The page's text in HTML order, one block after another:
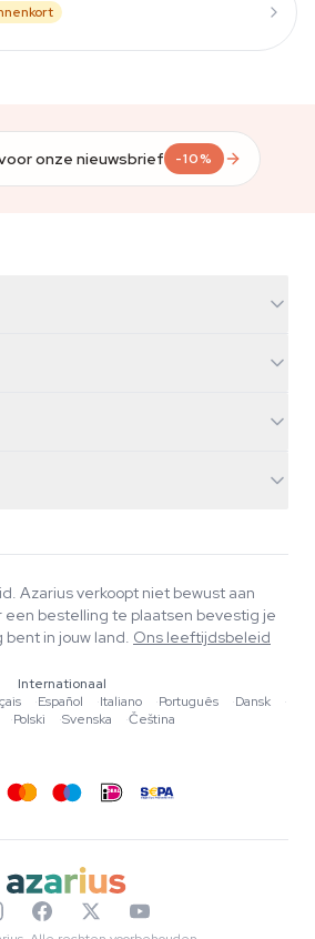
onze nieuwsbrief -10%
Azarius verkoopt niet bewust aan
een bestelling te plaatsen bevestig je
in jouw land. Ons leeftijdsbeleid
Internationaal
·Español ·Italiano ·Português ·Dansk
·
·Polski ·Svenska ·Čeština